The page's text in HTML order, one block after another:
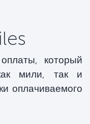
который
мили, так и
оплачиваемого